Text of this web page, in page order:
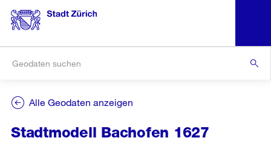
Alle Geodaten anzeigen
Stadtmodell Bachofen 1627